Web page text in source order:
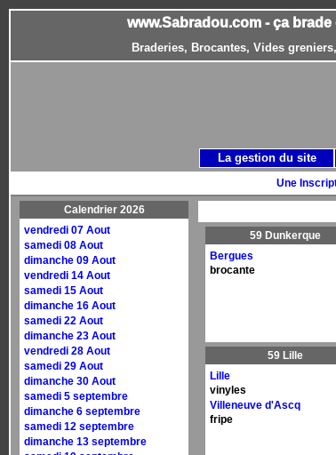
www.Sabradou.com - ça
Braderies, Brocantes, Vides
Une
Calendrier 2026
vendredi 07 Aout
samedi 08 Aout
dimanche 09 Aout
vendredi 14 Aout
samedi 15 Aout
dimanche 16 Aout
samedi 22 Aout
dimanche 23 Aout
vendredi 28 Aout
samedi 29 Aout
dimanche 30 Aout
samedi 5 septembre
dimanche 6 septembre
samedi 12 septembre
dimanche 13 septembre
59 Dunkerque
Bergues
brocante
59 Lille
Lille
vinyles
Villeneuve d'Ascq
fripe
La gestion du site